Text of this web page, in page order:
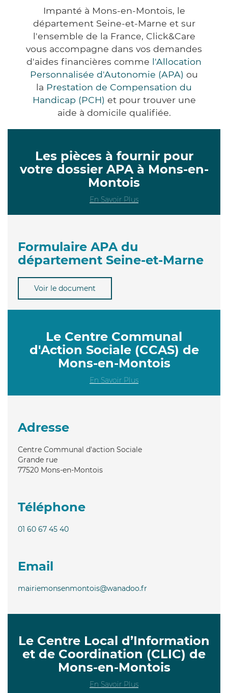
Impanté à Mons-en-Montois, le
département Seine-et-Marne et sur
l'ensemble de la France, Click&Care
vous accompagne dans vos demandes
d'aides financières comme l'Allocation
Personnalisée d'Autonomie (APA) ou
la Prestation de Compensation du
Handicap (PCH) et pour trouver une
aide à domicile qualifiée.
Les pièces à fournir pour
votre dossier APA à Mons-en-
Montois
En Savoir Plus
Formulaire APA du
département Seine-et-Marne
Voir le document
Le Centre Communal
d'Action Sociale (CCAS) de
Mons-en-Montois
En Savoir Plus
Adresse
Centre Communal d'action Sociale
Grande rue
77520 Mons-en-Montois
Téléphone
01 60 67 45 40
Email
mairiemonsenmontois@wanadoo.fr
Le Centre Local d’Information
et de Coordination (CLIC) de
Mons-en-Montois
En Savoir Plus